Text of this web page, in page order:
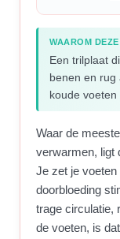
WAAROM
Een trilplaat
benen en rug
koude voeten
Waar de
verwarmen, ligt
Je zet je
doorbloeding
trage circulatie,
de voeten, is